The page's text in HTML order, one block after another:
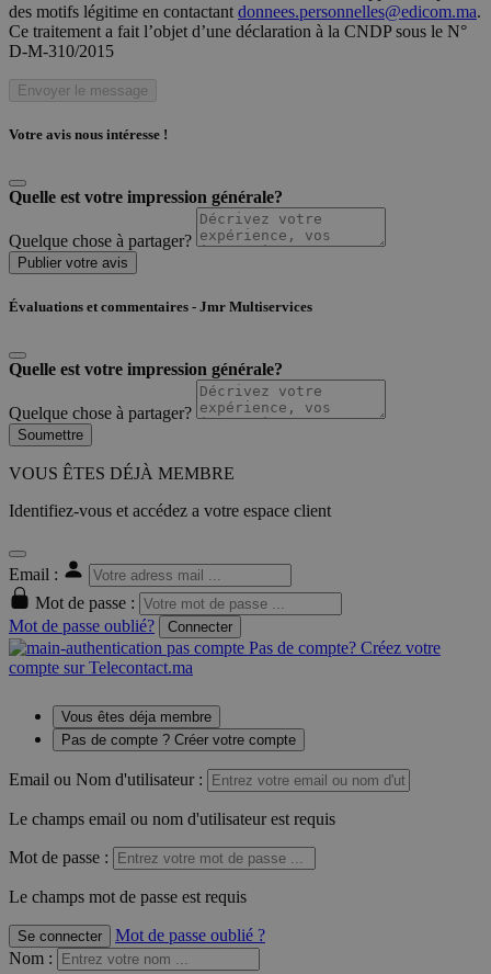
des motifs légitime en contactant donnees.personnelles@edicom.ma.
Ce traitement a fait l’objet d’une déclaration à la CNDP sous le N°
D-M-310/2015
Envoyer le message
Votre avis nous intéresse !
Quelle est votre impression générale?
Quelque chose à partager?
Publier votre avis
Évaluations et commentaires - Jmr Multiservices
Quelle est votre impression générale?
Quelque chose à partager?
Soumettre
VOUS ÊTES DÉJÀ MEMBRE
Identifiez-vous et accédez a votre espace client
Email :
Mot de passe :
Mot de passe oublié?
Connecter
Pas de compte? Créez votre
compte sur Telecontact.ma
Vous êtes déja membre
Pas de compte ? Créer votre compte
Email ou Nom d'utilisateur :
Le champs email ou nom d'utilisateur est requis
Mot de passe :
Le champs mot de passe est requis
Se connecter
Mot de passe oublié ?
Nom :